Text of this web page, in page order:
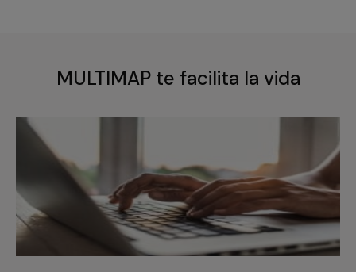
MULTIMAP te facilita la vida